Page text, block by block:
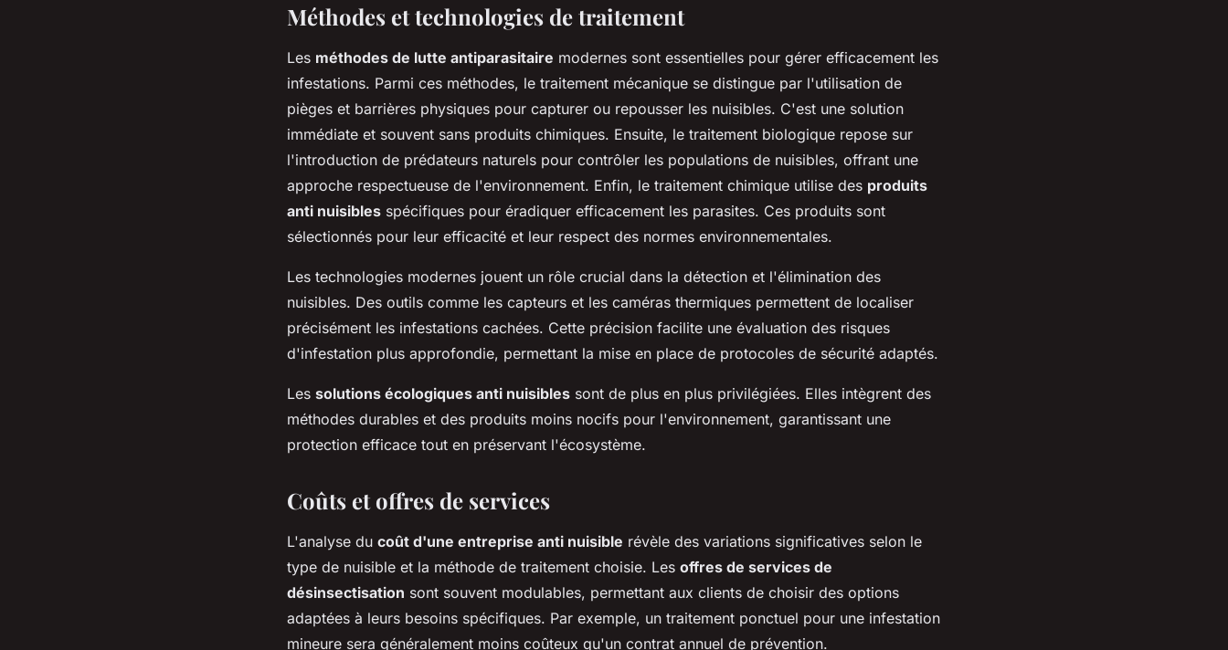
Méthodes et technologies de traitement
Les méthodes de lutte antiparasitaire modernes sont essentielles pour gérer efficacement les
infestations. Parmi ces méthodes, le traitement mécanique se distingue par l'utilisation de
pièges et barrières physiques pour capturer ou repousser les nuisibles. C'est une solution
immédiate et souvent sans produits chimiques. Ensuite, le traitement biologique repose sur
l'introduction de prédateurs naturels pour contrôler les populations de nuisibles, offrant une
approche respectueuse de l'environnement. Enfin, le traitement chimique utilise des produits
anti nuisibles spécifiques pour éradiquer efficacement les parasites. Ces produits sont
sélectionnés pour leur efficacité et leur respect des normes environnementales.
Les technologies modernes jouent un rôle crucial dans la détection et l'élimination des
nuisibles. Des outils comme les capteurs et les caméras thermiques permettent de localiser
précisément les infestations cachées. Cette précision facilite une évaluation des risques
d'infestation plus approfondie, permettant la mise en place de protocoles de sécurité adaptés.
Les solutions écologiques anti nuisibles sont de plus en plus privilégiées. Elles intègrent des
méthodes durables et des produits moins nocifs pour l'environnement, garantissant une
protection efficace tout en préservant l'écosystème.
Coûts et offres de services
L'analyse du coût d'une entreprise anti nuisible révèle des variations significatives selon le
type de nuisible et la méthode de traitement choisie. Les offres de services de
désinsectisation sont souvent modulables, permettant aux clients de choisir des options
adaptées à leurs besoins spécifiques. Par exemple, un traitement ponctuel pour une infestation
mineure sera généralement moins coûteux qu'un contrat annuel de prévention.